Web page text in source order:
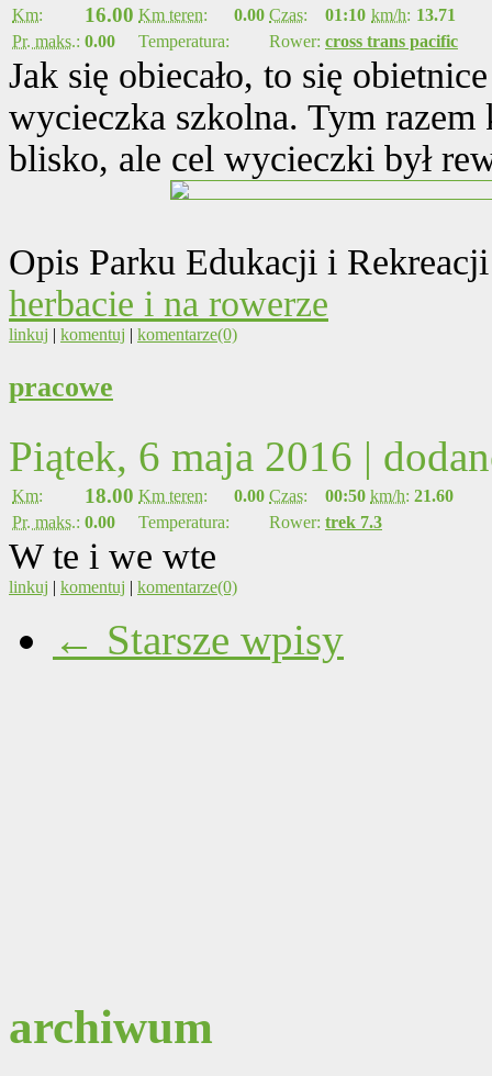
Km: 16.00 Km teren: 0.00 Czas: 01:10 km/h: 13.71
Pr. maks.: 0.00 Temperatura: Rower: cross trans pacific
Jak się obiecało, to się
wycieczka szkolna. Tym
blisko, ale cel wycieczki był
Opis Parku Edukacji i
herbacie i na rowerze
linkuj | komentuj | komentarze(0)
pracowe
Piątek, 6 maja 2016 |
Km: 18.00 Km teren: 0.00 Czas: 00:50 km/h: 21.60
Pr. maks.: 0.00 Temperatura: Rower: trek 7.3
W te i we wte
linkuj | komentuj | komentarze(0)
← Starsze wpisy
archiwum